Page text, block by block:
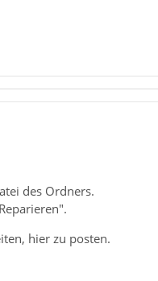
des Ordners.
hier zu posten.